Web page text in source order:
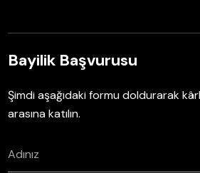
Bayilik Başvurusu
Şimdi aşağıdaki formu doldurarak
arasına katılın.